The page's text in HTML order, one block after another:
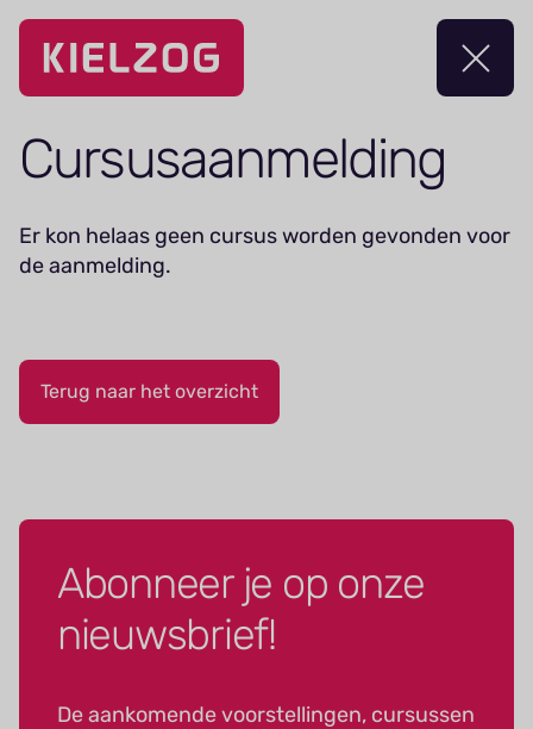
Navigatie
overslaan
Cursus­aanmelding
Er kon helaas geen cursus worden gevonden voor
de aanmelding.
Terug naar het overzicht
Abonneer je op onze
nieuwsbrief!
De aankomende voorstellingen, cursussen